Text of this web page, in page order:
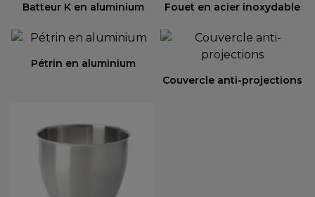
Batteur K en aluminium Fouet en acier inoxydable
Pétrin en aluminium
Couvercle anti-projections